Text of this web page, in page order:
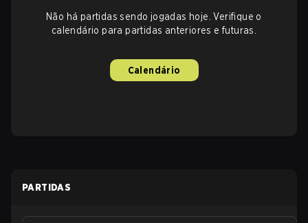
Não há partidas sendo jogadas hoje. Verifique o
calendário para partidas anteriores e futuras.
Calendário
PARTIDAS